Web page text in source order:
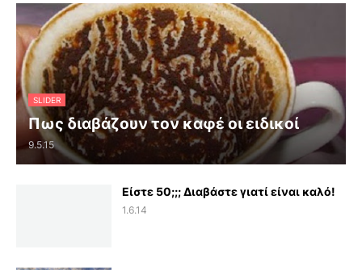
SLIDER
Πως διαβάζουν τον καφέ οι ειδικοί
9.5.15
Είστε 50;;; Διαβάστε γιατί είναι καλό!
1.6.14